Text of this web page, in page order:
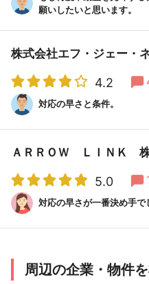
願いしたいと思います。
株式会社エフ・ジェー・
4.2
対応の早さと条件。
ＡＲＲＯＷ ＬＩＮＫ
5.0
対応の早さが一番決め手で
周辺の企業・物件